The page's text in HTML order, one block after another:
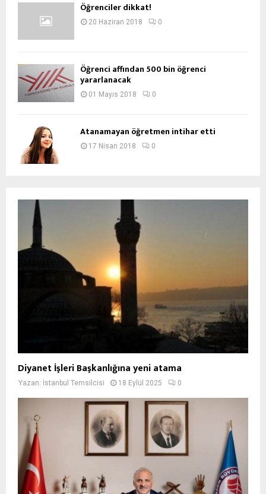
Öğrenciler dikkat!
20 Haziran 2018 0
Öğrenci affından 500 bin öğrenci
yararlanacak
01 Mayıs 2018 0
Atanamayan öğretmen intihar etti
17 Nisan 2018 0
Diyanet İşleri Başkanlığına yeni atama
Yazan: İstanbul Temsilcisi 18 Eylül 2025 0